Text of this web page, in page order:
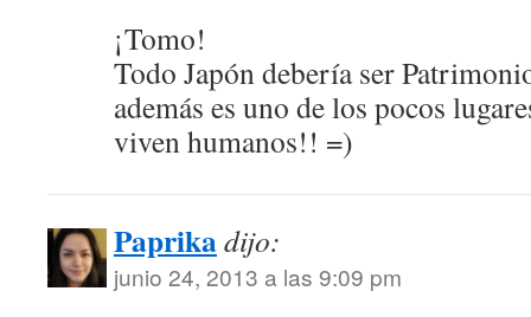
¡Tomo!
Todo Japón debería ser
además es uno de los pocos
viven humanos!! =)
Paprikadijo:
junio 24, 2013 a las 9:09 pm